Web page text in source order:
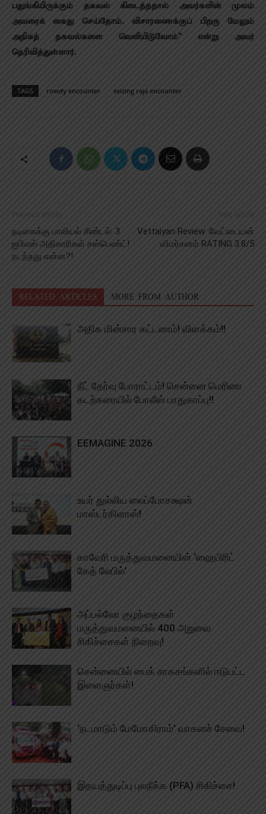
பதுங்கியிருக்கும் தகவல் கிடைத்ததால் அவர்களின் முலம்
அவரைக் கைது செய்தோம். விசாரணைக்குப் பிறகு மேலும்
அதிகத் தகவல்களை வெளியிடுவோம்” என்று அவர்
தெரிவித்துள்ளார்.
TAGS rowdy encounter seizing raja encounter
Previous article
நடிகைக்கு பாலியல் சீண்டல்: 3
ஐபிஎஸ் அதிகாரிகள் சஸ்பெண்ட்!
நடந்தது என்ன?!
Next article
Vettaiyan Review: வேட்டையன்
விமர்சனம் RATING 3.8/5
RELATED ARTICLES MORE FROM AUTHOR
அதிக மின்சார கட்டணம்! விளக்கம்!!
நீட் தேர்வு போராட்டம்! சென்னை மெரினா
கடற்கரையில் போலீஸ் பாதுகாப்பு!!
EEMAGINE 2026
உயர் துல்லிய லைப்போசக்ஷன்
மாஸ்டர்கிளாஸ்!
காவேரி மருத்துவமனையின் ‘ஹைபிரிட்
கேத் லேபில்’
அப்பல்லோ குழந்தைகள்
மருத்துவமனையில் 400 அறுவை
சிகிச்சைகள் நிறைவு!
சென்னையில் பைக் சாகசங்களில் ஈடுபட்ட
இளைஞர்கள்!
‘நடமாடும் மேமோகிராம்’ வாகனச் சேவை!
இதயத்துடிப்பு புலநீக்க (PFA) சிகிச்சை!